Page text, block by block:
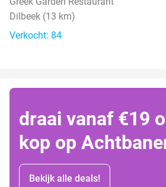
Dilbeek (13 km)
Verkocht: 84
draai vanaf €19
kop op
Bekijk alle deals!